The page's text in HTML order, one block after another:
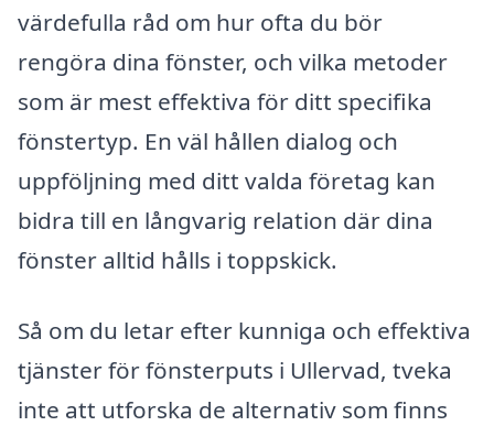
värdefulla råd om hur ofta du bör
rengöra dina fönster, och vilka metoder
som är mest effektiva för ditt specifika
fönstertyp. En väl hållen dialog och
uppföljning med ditt valda företag kan
bidra till en långvarig relation där dina
fönster alltid hålls i toppskick.
Så om du letar efter kunniga och effektiva
tjänster för fönsterputs i Ullervad, tveka
inte att utforska de alternativ som finns